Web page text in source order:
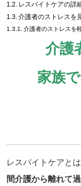
レスパイトケアの詳
介護者のストレスを
介護者のストレスを
介護
家族
レスパイトケアと
間介護から離れて